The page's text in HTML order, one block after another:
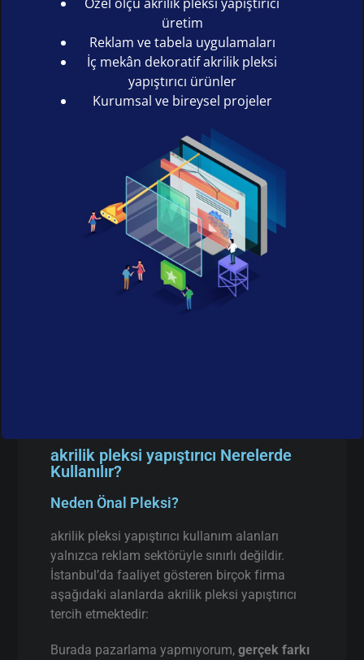
üretim
Reklam ve tabela uygulamaları
İç mekân dekoratif akrilik pleksi
yapıştırıcı ürünler
Kurumsal ve bireysel projeler
akrilik pleksi yapıştırıcı Nerelerde
Kullanılır?
Neden Önal Pleksi?
akrilik pleksi yapıştırıcı kullanım alanları
yalnızca reklam sektörüyle sınırlı değildir.
İstanbul’da faaliyet gösteren birçok firma
aşağıdaki alanlarda akrilik pleksi yapıştırıcı
tercih etmektedir:
Burada pazarlama yapmıyorum,gerçek farkı